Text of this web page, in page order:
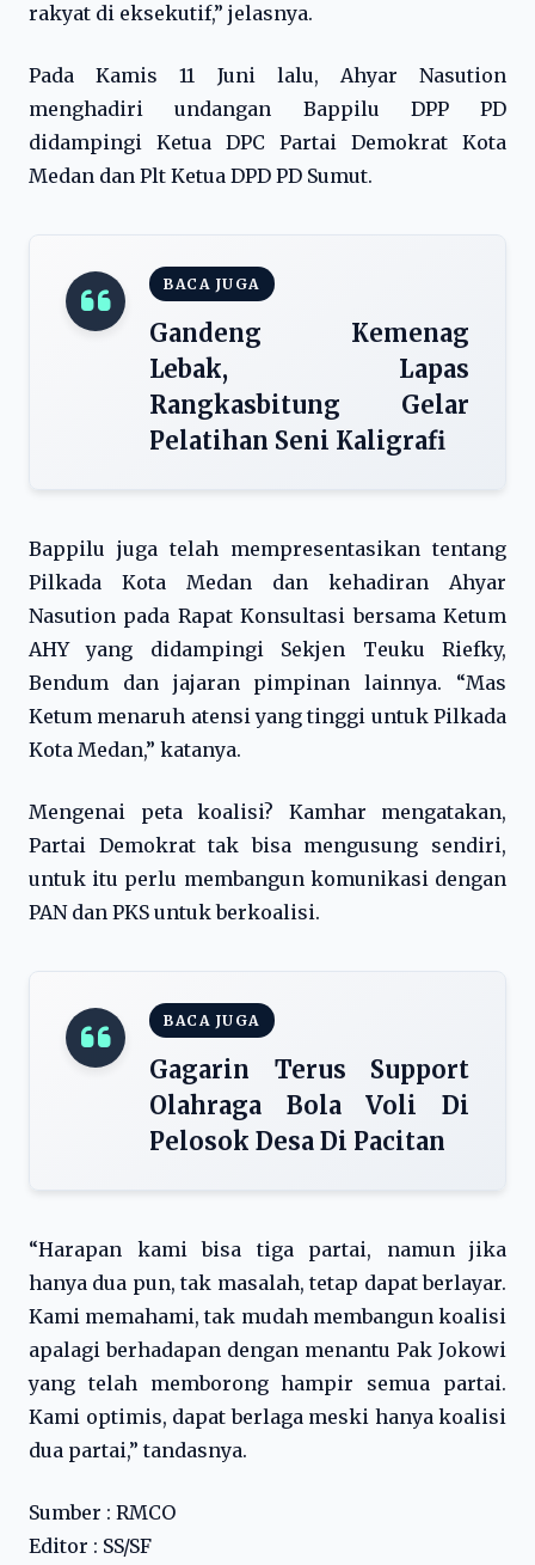
rakyat di eksekutif,” jelasnya.
Pada Kamis 11 Juni lalu, Ahyar Nasution
menghadiri undangan Bappilu DPP PD
didampingi Ketua DPC Partai Demokrat Kota
Medan dan Plt Ketua DPD PD Sumut.
BACA JUGA
Gandeng Kemenag
Lebak, Lapas
Rangkasbitung Gelar
Pelatihan Seni Kaligrafi
Bappilu juga telah mempresentasikan tentang
Pilkada Kota Medan dan kehadiran Ahyar
Nasution pada Rapat Konsultasi bersama Ketum
AHY yang didampingi Sekjen Teuku Riefky,
Bendum dan jajaran pimpinan lainnya. “Mas
Ketum menaruh atensi yang tinggi untuk Pilkada
Kota Medan,” katanya.
Mengenai peta koalisi? Kamhar mengatakan,
Partai Demokrat tak bisa mengusung sendiri,
untuk itu perlu membangun komunikasi dengan
PAN dan PKS untuk berkoalisi.
BACA JUGA
Gagarin Terus Support
Olahraga Bola Voli Di
Pelosok Desa Di Pacitan
“Harapan kami bisa tiga partai, namun jika
hanya dua pun, tak masalah, tetap dapat berlayar.
Kami memahami, tak mudah membangun koalisi
apalagi berhadapan dengan menantu Pak Jokowi
yang telah memborong hampir semua partai.
Kami optimis, dapat berlaga meski hanya koalisi
dua partai,” tandasnya.
Sumber : RMCO
Editor : SS/SF